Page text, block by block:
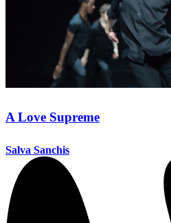
A Love Supreme
Salva Sanchis